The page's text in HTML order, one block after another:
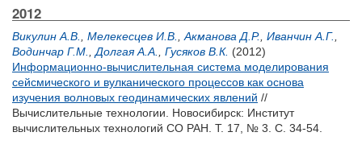
2012
Викулин А.В. Мелекесцев И.В. Акманова Д.Р. Иванчин А.Г.
Водинчар Г.М.
Долгая А.А. Гусяков В.К. (2012)
Информационно-вычислительная система моделирования
сейсмического и вулканического процессов как основа
изучения волновых геодинамических явлений //
Вычислительные технологии. Новосибирск: Институт
вычислительных технологий СО РАН. Т. 17, № 3. С. 34-54.